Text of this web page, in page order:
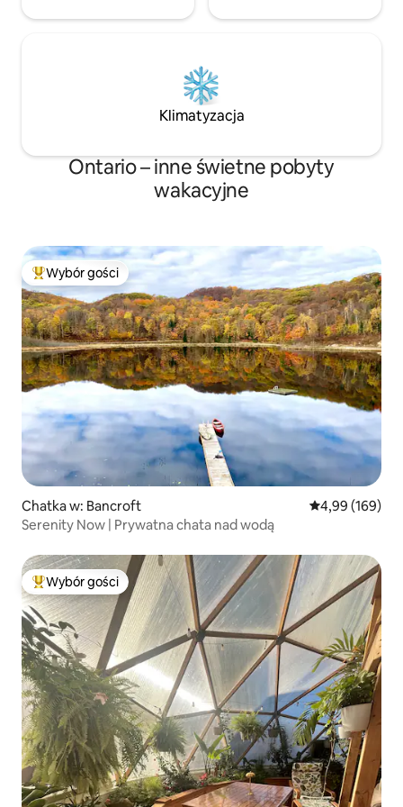
Klimatyzacja
Ontario – inne świetne pobyty
wakacyjne
Najpopularniejsze z kategorii Wybór gości
Wybór gości
Chatka w: Bancroft Średnia
4,99 (169)
Serenity Now | Prywatna chata nad wodą
Najpopularniejsze z kategorii Wybór gości
Wybór gości